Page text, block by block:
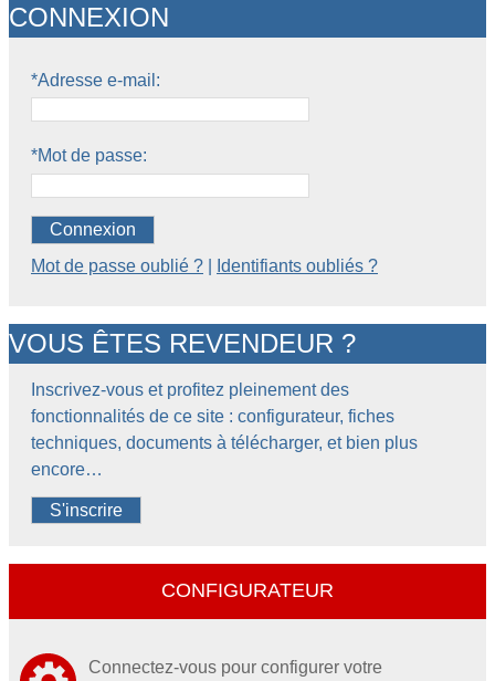
CONNEXION
*Adresse e-mail:
*Mot de passe:
Connexion
Mot de passe oublié ?
Identifiants oubliés ?
VOUS ÊTES REVENDEUR ?
Inscrivez-vous et profitez pleinement des
fonctionnalités de ce site : configurateur, fiches
techniques, documents à télécharger, et bien plus
encore…
S'inscrire
CONFIGURATEUR
Connectez-vous pour configurer votre